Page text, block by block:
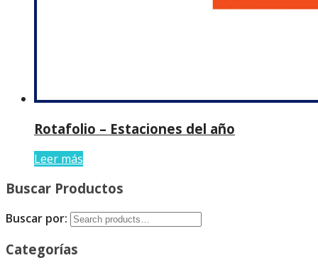
Rotafolio – Estaciones del año
Leer más
Buscar Productos
Buscar por:
Categorías